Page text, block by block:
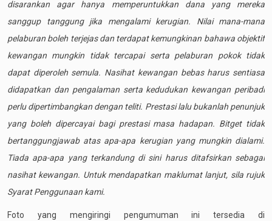
disarankan agar hanya memperuntukkan dana yang mereka
sanggup tanggung jika mengalami kerugian. Nilai mana-mana
pelaburan boleh terjejas dan terdapat kemungkinan bahawa objektif
kewangan mungkin tidak tercapai serta pelaburan pokok tidak
dapat diperoleh semula. Nasihat kewangan bebas harus sentiasa
didapatkan dan pengalaman serta kedudukan kewangan peribadi
perlu dipertimbangkan dengan teliti. Prestasi lalu bukanlah penunjuk
yang boleh dipercayai bagi prestasi masa hadapan. Bitget tidak
bertanggungjawab atas apa-apa kerugian yang mungkin dialami.
Tiada apa-apa yang terkandung di sini harus ditafsirkan sebagai
nasihat kewangan. Untuk mendapatkan maklumat lanjut, sila rujuk
Syarat Penggunaan kami.
Foto yang mengiringi pengumuman ini tersedia di